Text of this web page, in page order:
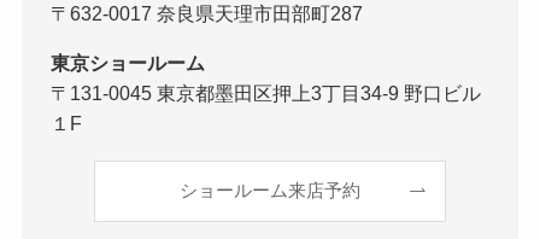
〒632-0017 奈良県天理市田部町287
東京ショールーム
〒131-0045 東京都墨田区押上3丁目34-9 野口ビル
１F
ショールーム来店予約